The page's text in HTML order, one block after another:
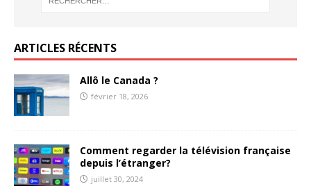
ARTICLES RÉCENTS
Allô le Canada ?
février 18, 2026
Comment regarder la télévision française
depuis l’étranger?
juillet 30, 2024